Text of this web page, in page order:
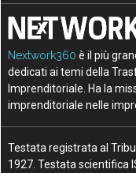
Nextwork360 è il più
dedicati ai temi della
Imprenditoriale. Ha la
imprenditoriale nelle
Testata registrata al
1927. Testata scientifica